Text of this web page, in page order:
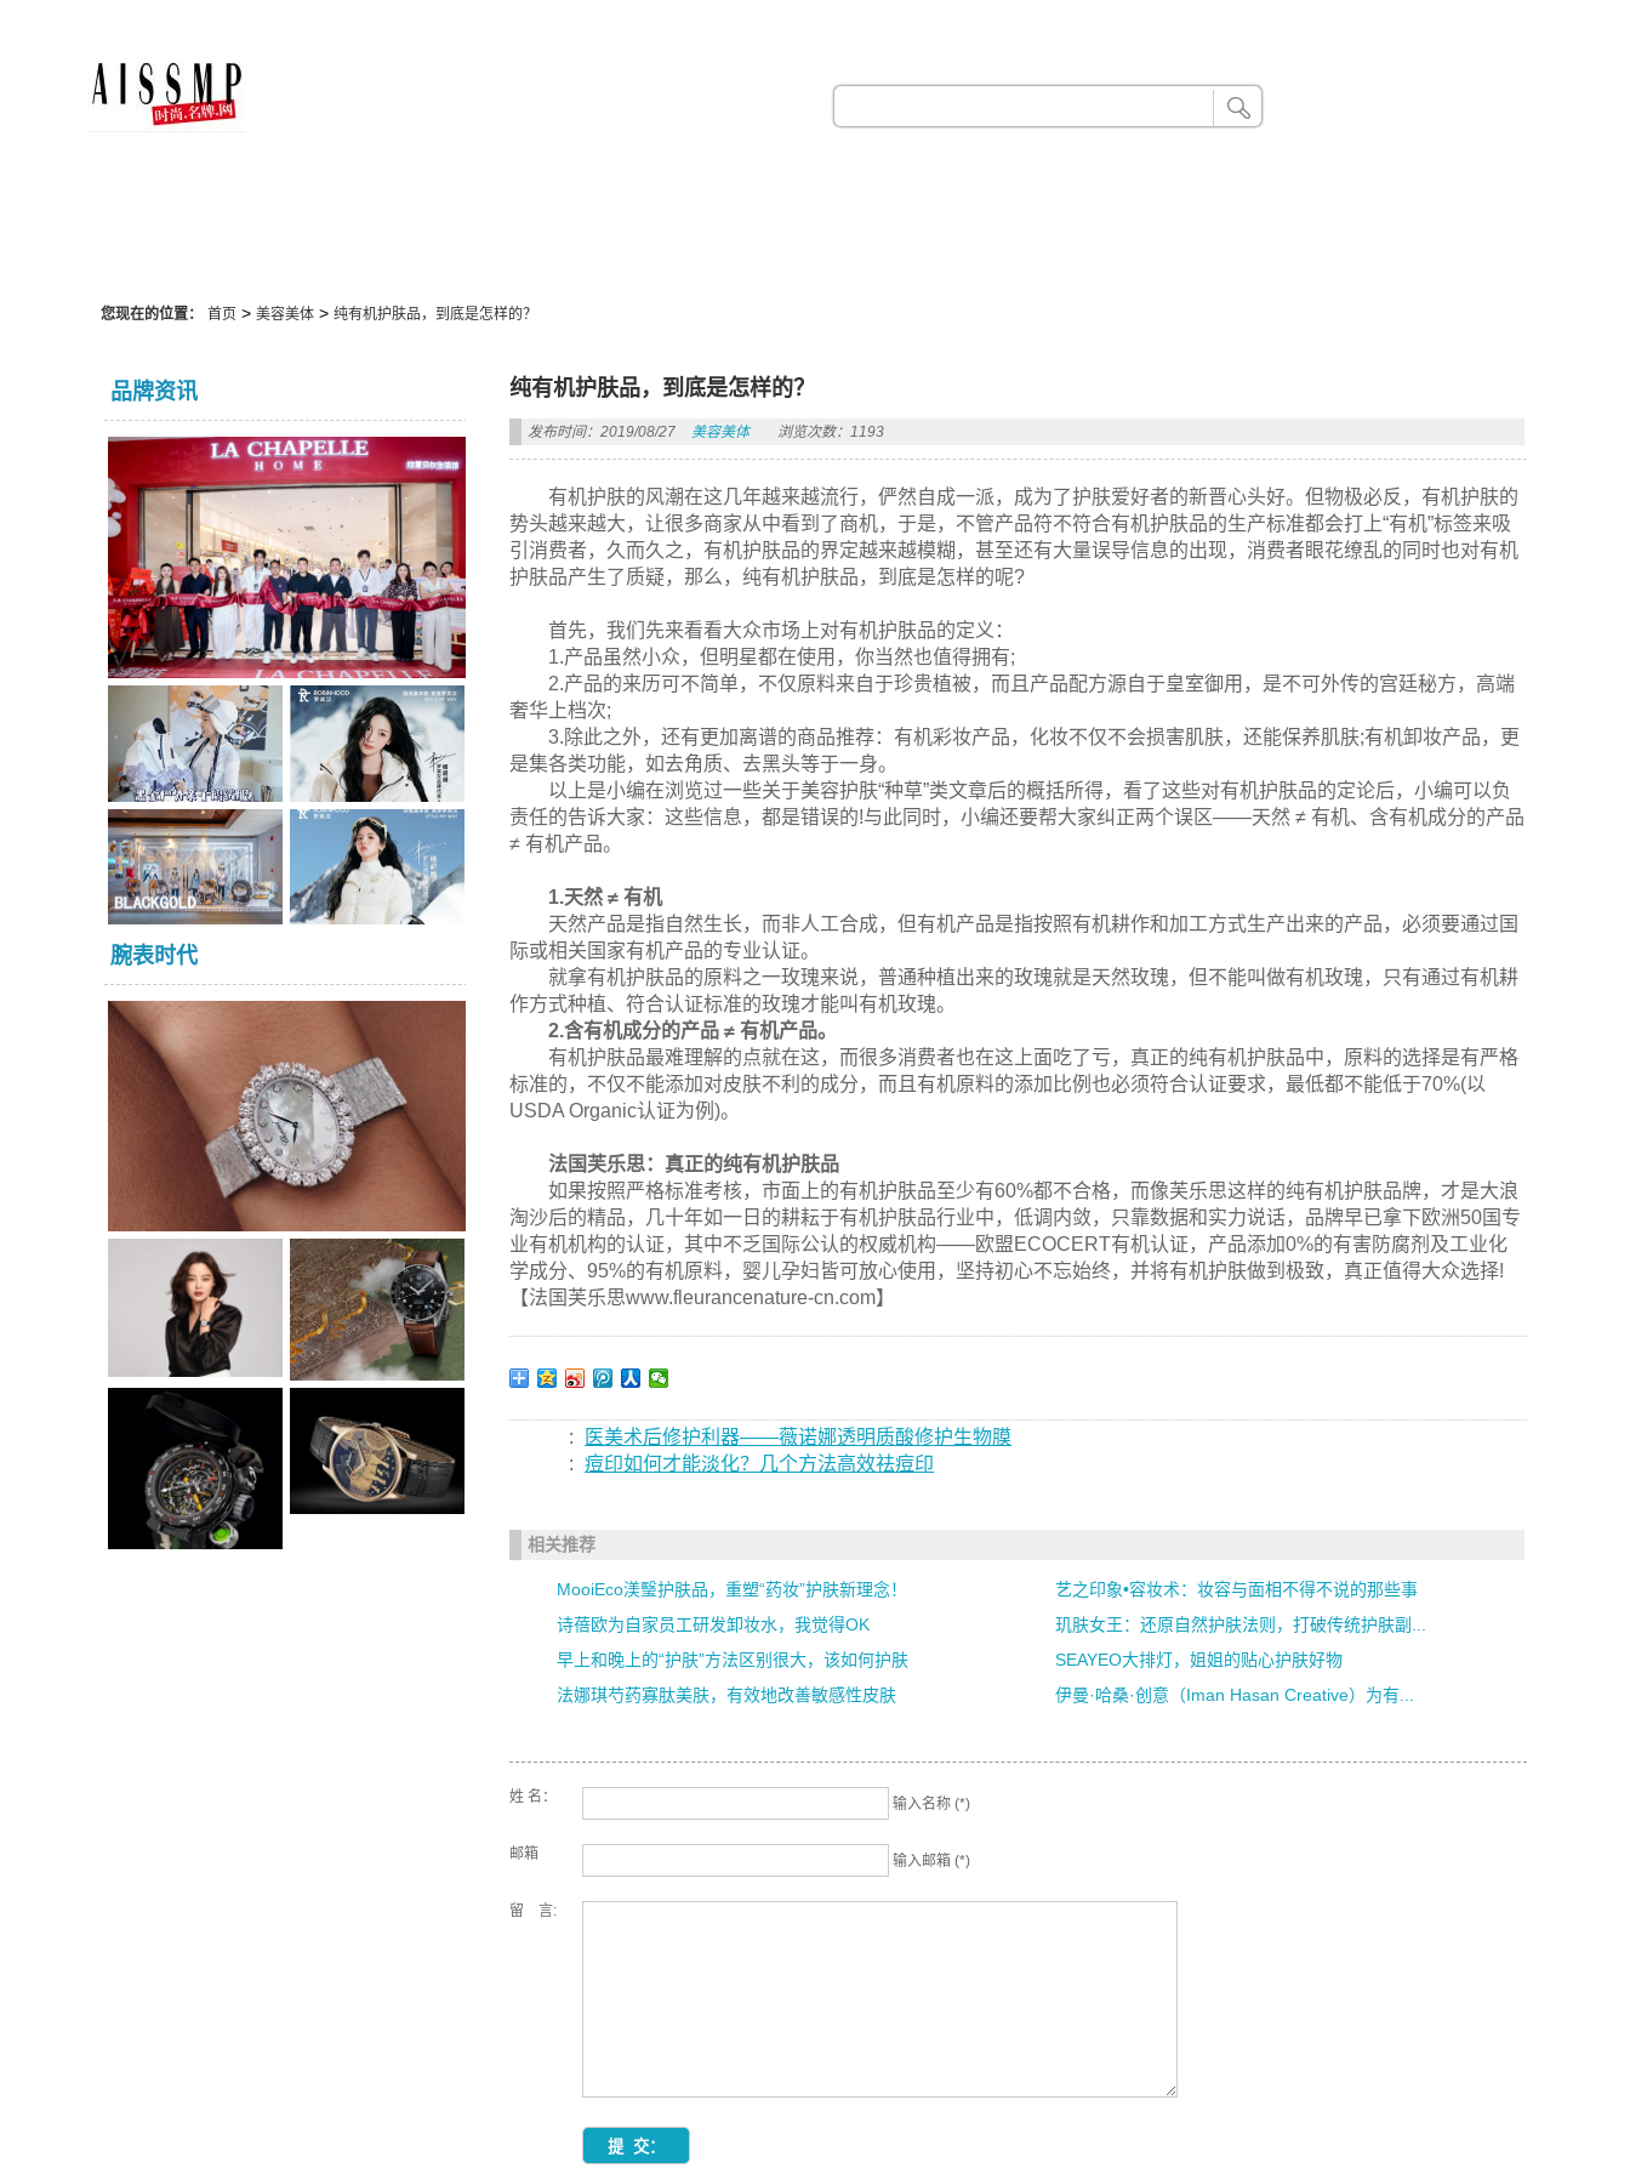
您现在的位置： 首页> 美容美体> 纯有机护肤品，到底是怎样的？
品牌资讯
腕表时代
纯有机护肤品，到底是怎样的？
发布时间：2019/08/27 美容美体 浏览次数：1193
有机护肤的风潮在这几年越来越流行，俨然自成一派，成为了护肤爱好者的新晋心头好。但物极必反，有机护肤的
势头越来越大，让很多商家从中看到了商机，于是，不管产品符不符合有机护肤品的生产标准都会打上“有机”标签来吸
引消费者，久而久之，有机护肤品的界定越来越模糊，甚至还有大量误导信息的出现，消费者眼花缭乱的同时也对有机
护肤品产生了质疑，那么，纯有机护肤品，到底是怎样的呢?
首先，我们先来看看大众市场上对有机护肤品的定义：
1.产品虽然小众，但明星都在使用，你当然也值得拥有;
2.产品的来历可不简单，不仅原料来自于珍贵植被，而且产品配方源自于皇室御用，是不可外传的宫廷秘方，高端
奢华上档次;
3.除此之外，还有更加离谱的商品推荐：有机彩妆产品，化妆不仅不会损害肌肤，还能保养肌肤;有机卸妆产品，更
是集各类功能，如去角质、去黑头等于一身。
以上是小编在浏览过一些关于美容护肤“种草”类文章后的概括所得，看了这些对有机护肤品的定论后，小编可以负
责任的告诉大家：这些信息，都是错误的!与此同时，小编还要帮大家纠正两个误区——天然 ≠ 有机、含有机成分的产品
≠ 有机产品。
1.天然 ≠ 有机
天然产品是指自然生长，而非人工合成，但有机产品是指按照有机耕作和加工方式生产出来的产品，必须要通过国
际或相关国家有机产品的专业认证。
就拿有机护肤品的原料之一玫瑰来说，普通种植出来的玫瑰就是天然玫瑰，但不能叫做有机玫瑰，只有通过有机耕
作方式种植、符合认证标准的玫瑰才能叫有机玫瑰。
2.含有机成分的产品 ≠ 有机产品。
有机护肤品最难理解的点就在这，而很多消费者也在这上面吃了亏，真正的纯有机护肤品中，原料的选择是有严格
标准的，不仅不能添加对皮肤不利的成分，而且有机原料的添加比例也必须符合认证要求，最低都不能低于70%(以
USDA Organic认证为例)。
法国芙乐思：真正的纯有机护肤品
如果按照严格标准考核，市面上的有机护肤品至少有60%都不合格，而像芙乐思这样的纯有机护肤品牌，才是大浪
淘沙后的精品，几十年如一日的耕耘于有机护肤品行业中，低调内敛，只靠数据和实力说话，品牌早已拿下欧洲50国专
业有机机构的认证，其中不乏国际公认的权威机构——欧盟ECOCERT有机认证，产品添加0%的有害防腐剂及工业化
学成分、95%的有机原料，婴儿孕妇皆可放心使用，坚持初心不忘始终，并将有机护肤做到极致，真正值得大众选择!
【法国芙乐思www.fleurancenature-cn.com】
:
医美术后修护利器——薇诺娜透明质酸修护生物膜
:
痘印如何才能淡化？几个方法高效祛痘印
相关推荐
MooiEco渼瑿护肤品，重塑“药妆”护肤新理念！
艺之印象•容妆术：妆容与面相不得不说的那些事
诗蓓欧为自家员工研发卸妆水，我觉得OK
玑肤女王：还原自然护肤法则，打破传统护肤副...
早上和晚上的“护肤”方法区别很大，该如何护肤
SEAYEO大排灯，姐姐的贴心护肤好物
法娜琪芍药寡肽美肤，有效地改善敏感性皮肤
伊曼·哈桑·创意（Iman Hasan Creative）为有...
姓 名： 输入名称 (*)
邮箱 输入邮箱 (*)
留 言: